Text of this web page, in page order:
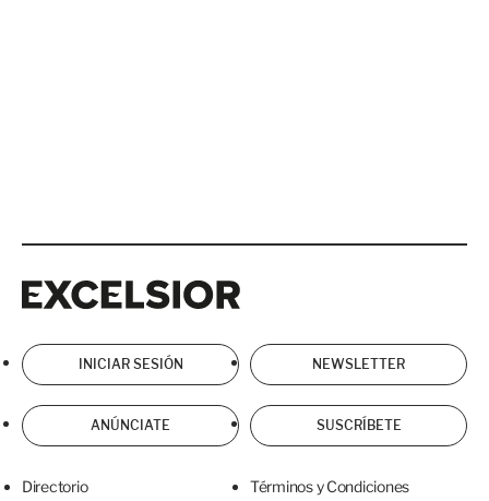
INICIAR SESIÓN NEWSLETTER
ANÚNCIATE SUSCRÍBETE
Directorio Términos y Condiciones